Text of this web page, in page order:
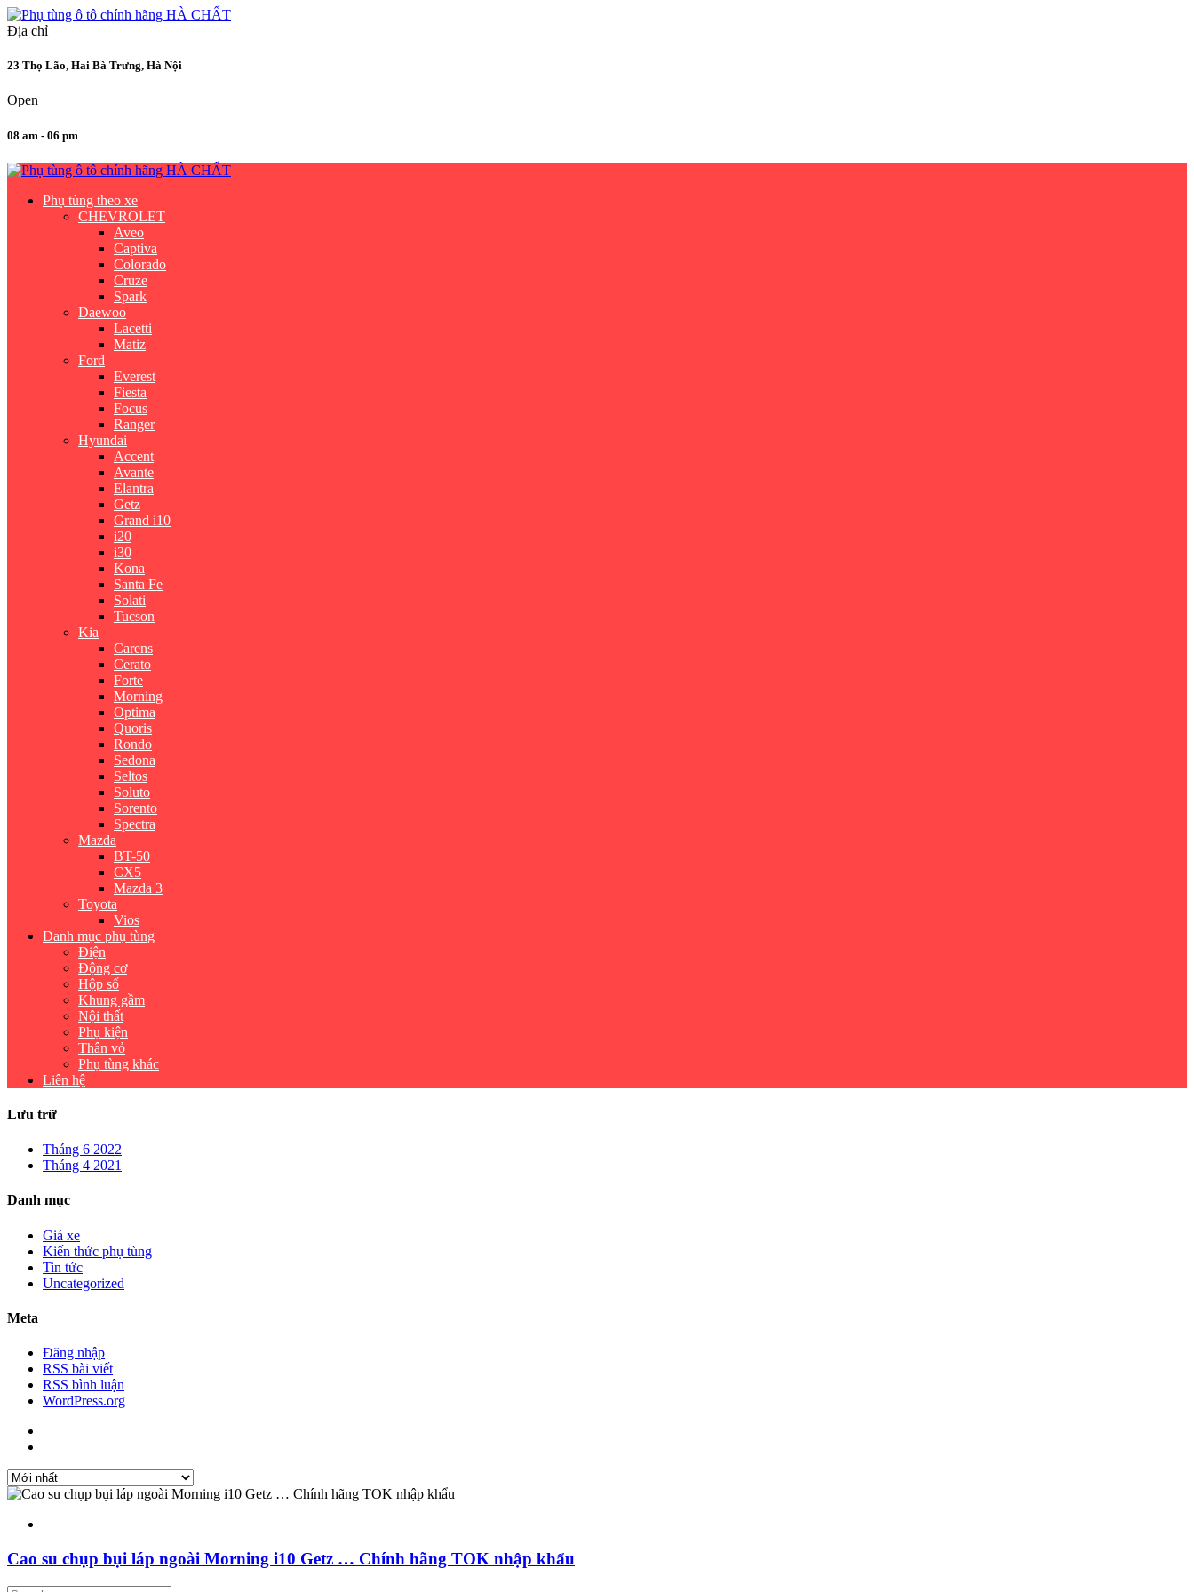
Địa chỉ
23 Thọ Lão, Hai Bà Trưng, Hà Nội
Open
08 am - 06 pm
Phụ tùng theo xe
CHEVROLET
Aveo
Captiva
Colorado
Cruze
Spark
Daewoo
Lacetti
Matiz
Ford
Everest
Fiesta
Focus
Ranger
Hyundai
Accent
Avante
Elantra
Getz
Grand i10
i20
i30
Kona
Santa Fe
Solati
Tucson
Kia
Carens
Cerato
Forte
Morning
Optima
Quoris
Rondo
Sedona
Seltos
Soluto
Sorento
Spectra
Mazda
BT-50
CX5
Mazda 3
Toyota
Vios
Danh mục phụ tùng
Điện
Động cơ
Hộp số
Khung gầm
Nội thất
Phụ kiện
Thân vỏ
Phụ tùng khác
Liên hệ
Lưu trữ
Tháng 6 2022
Tháng 4 2021
Danh mục
Giá xe
Kiến thức phụ tùng
Tin tức
Uncategorized
Meta
Đăng nhập
RSS bài viết
RSS bình luận
WordPress.org
Cao su chụp bụi láp ngoài Morning i10 Getz … Chính hãng TOK nhập khẩu